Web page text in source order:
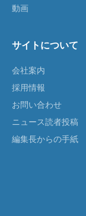
動画
サイトについて
会社案内
採用情報
お問い合わせ
ニュース読者投稿
編集長からの手紙